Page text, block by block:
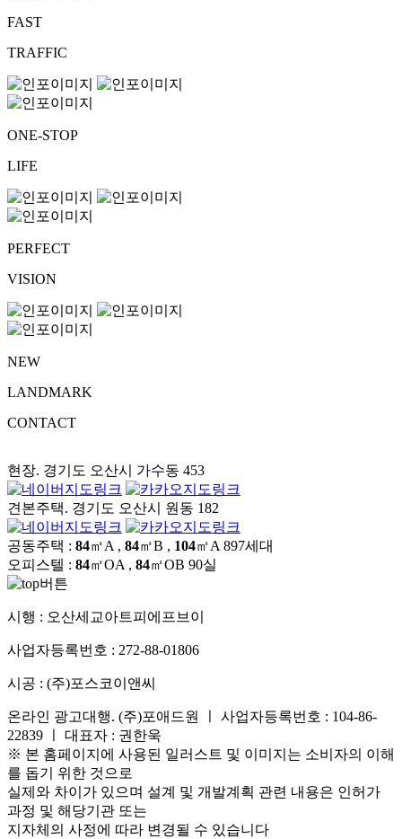
FAST
TRAFFIC
ONE-STOP
LIFE
PERFECT
VISION
NEW
LANDMARK
CONTACT
현장. 경기도 오산시 가수동 453
견본주택. 경기도 오산시 원동 182
공동주택 : 84㎡A , 84㎡B , 104㎡A897세대
오피스텔 : 84㎡OA , 84㎡OB 90실
시행 : 오산세교아트피에프브이
사업자등록번호 : 272-88-01806
시공 : (주)포스코이앤씨
온라인 광고대행. (주)포애드원 ㅣ 사업자등록번호 : 104-86-
22839 ㅣ 대표자 : 권한욱
※ 본 홈페이지에 사용된 일러스트 및 이미지는 소비자의 이해
를 돕기 위한 것으로
실제와 차이가 있으며 설계 및 개발계획 관련 내용은 인허가
과정 및 해당기관 또는
지자체의 사정에 따라 변경될 수 있습니다